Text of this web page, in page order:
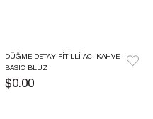
DÜĞME DETAY FITILLI ACI KAHVE
BASIC BLUZ
$0.00